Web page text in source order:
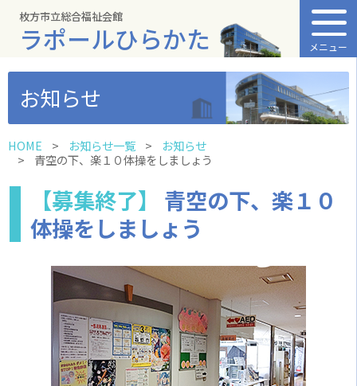
枚方市立総合福祉会館
ラポールひらかた メニュー
お知らせ
HOME お知らせ一覧
お知らせ
青空の下、楽１０体操をしましょう
【募集終了】 青空の下、楽１０
体操をしましょう